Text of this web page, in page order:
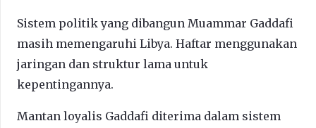
Sistem politik yang dibangun Muammar Gaddafi
masih memengaruhi Libya. Haftar menggunakan
jaringan dan struktur lama untuk
kepentingannya.
Mantan loyalis Gaddafi diterima dalam sistem